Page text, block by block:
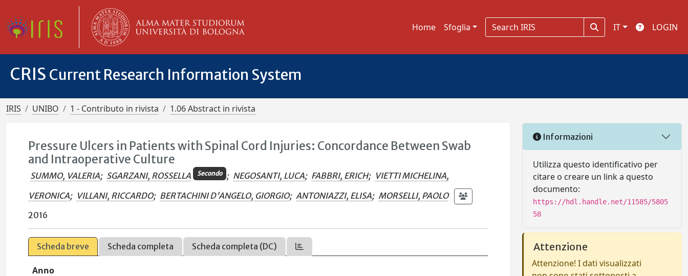
Home Sfoglia IT LOGIN
CRIS Current Research Information System
IRIS UNIBO 1 - Contributo in rivista 1.06 Abstract in rivista
Pressure Ulcers in Patients with Spinal Cord Injuries: Concordance Between Swab
and Intraoperative Culture
SUMMO, VALERIA; SGARZANI, ROSSELLA Secondo ; NEGOSANTI, LUCA; FABBRI, ERICH; VIETTI MICHELINA,
VERONICA; VILLANI, RICCARDO; BERTACHINI D'ANGELO, GIORGIO; ANTONIAZZI, ELISA; MORSELLI, PAOLO
2016
Scheda breve Scheda completa Scheda completa (DC)
Anno
Informazioni
Utilizza questo identificativo per
citare o creare un link a questo
documento:
https://hdl.handle.net/11585/5805
58
Attenzione
Attenzione! I dati visualizzati